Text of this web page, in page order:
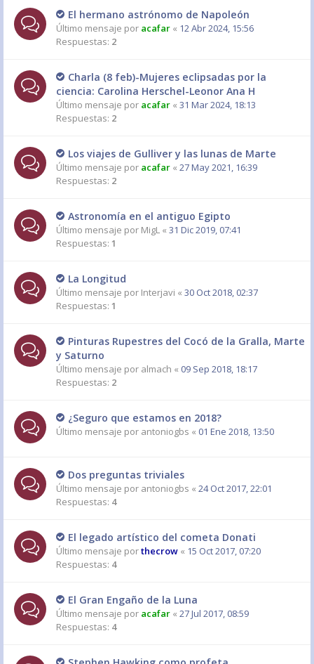
El hermano astrónomo de Napoleón
Último mensaje por acafar « 12 Abr 2024, 15:56
Respuestas: 2
Charla (8 feb)-Mujeres eclipsadas por la
ciencia: Carolina Herschel-Leonor Ana H
Último mensaje por acafar « 31 Mar 2024, 18:13
Respuestas: 2
Los viajes de Gulliver y las lunas de Marte
Último mensaje por acafar « 27 May 2021, 16:39
Respuestas: 2
Astronomía en el antiguo Egipto
Último mensaje por MigL « 31 Dic 2019, 07:41
Respuestas: 1
La Longitud
Último mensaje por Interjavi « 30 Oct 2018, 02:37
Respuestas: 1
Pinturas Rupestres del Cocó de la Gralla, Marte
y Saturno
Último mensaje por almach « 09 Sep 2018, 18:17
Respuestas: 2
¿Seguro que estamos en 2018?
Último mensaje por antoniogbs « 01 Ene 2018, 13:50
Dos preguntas triviales
Último mensaje por antoniogbs « 24 Oct 2017, 22:01
Respuestas: 4
El legado artístico del cometa Donati
Último mensaje porthecrow « 15 Oct 2017, 07:20
Respuestas: 4
El Gran Engaño de la Luna
Último mensaje por acafar « 27 Jul 2017, 08:59
Respuestas: 4